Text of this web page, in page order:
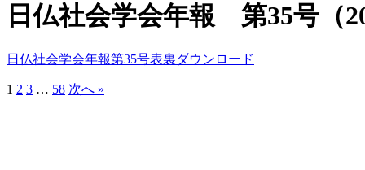
日仏社会学会年報 第35号（
日仏社会学会年報第35号表裏ダウンロード
1 2 3 … 58 次へ »